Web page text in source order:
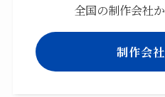
全国の制作会社
制作会